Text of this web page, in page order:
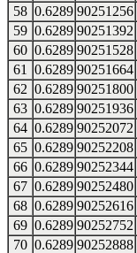
58 0.6289 90251256
59 0.6289 90251392
60 0.6289 90251528
61
0.6289 90251664
62 0.6289 90251800
63 0.6289 90251936
64 0.6289 90252072
65 0.6289 90252208
66 0.6289 90252344
67 0.6289 90252480
68 0.6289 90252616
69 0.6289 90252752
70 0.6289 90252888